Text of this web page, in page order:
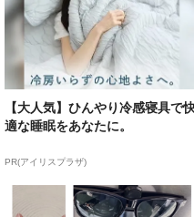
【大人気】ひんやり冷感寝具で
適な睡眠をあなたに。
PR(アイリスプラザ)